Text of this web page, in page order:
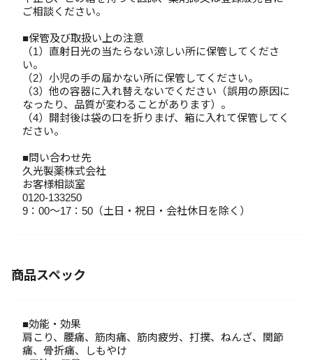
ご相談ください。
■保管及び取扱い上の注意
（1）直射日光の当たらない涼しい所に保管してくださ
い。
（2）小児の手の届かない所に保管してください。
（3）他の容器に入れ替えないでください（誤用の原因に
なったり、品質が変わることがあります）。
（4）開封後は袋の口を折りまげ、箱に入れて保管してく
ださい。
■問い合わせ先
久光製薬株式会社
お客様相談室
0120-133250
9：00～17：50（土日・祝日・会社休日を除く）
商品スペック
■効能・効果
肩こり、腰痛、筋肉痛、筋肉疲労、打撲、ねんざ、関節
痛、骨折痛、しもやけ